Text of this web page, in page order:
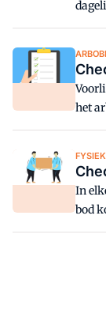
het
veilig
In
bod